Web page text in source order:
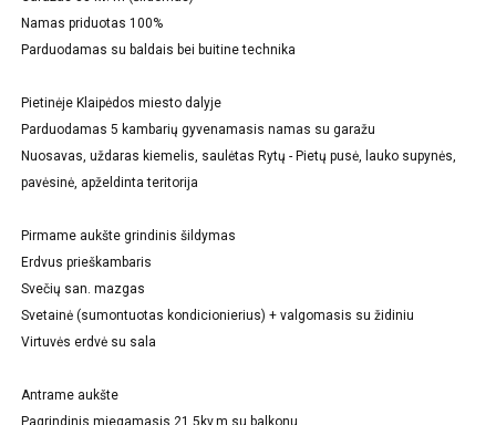
Namas priduotas 100%
Parduodamas su baldais bei buitine technika
Pietinėje Klaipėdos miesto dalyje
Parduodamas 5 kambarių gyvenamasis namas su garažu
Nuosavas, uždaras kiemelis, saulėtas Rytų - Pietų pusė, lauko supynės,
pavėsinė, apželdinta teritorija
Pirmame aukšte grindinis šildymas
Erdvus prieškambaris
Svečių san. mazgas
Svetainė (sumontuotas kondicionierius) + valgomasis su židiniu
Virtuvės erdvė su sala
Antrame aukšte